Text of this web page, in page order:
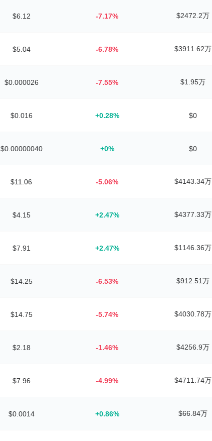
$6.12 -7.17% $2472.2万
$5.04 -6.78% $3911.62万
$0.000026 -7.55% $1.95万
$0.016 +0.28% $0
$0.00000040 +0% $0
$11.06 -5.06% $4143.34万
$4.15 +2.47% $4377.33万
$7.91 +2.47% $1146.36万
$14.25 -6.53% $912.51万
$14.75 -5.74% $4030.78万
$2.18 -1.46% $4256.9万
$7.96 -4.99% $4711.74万
$0.0014 +0.86% $66.84万